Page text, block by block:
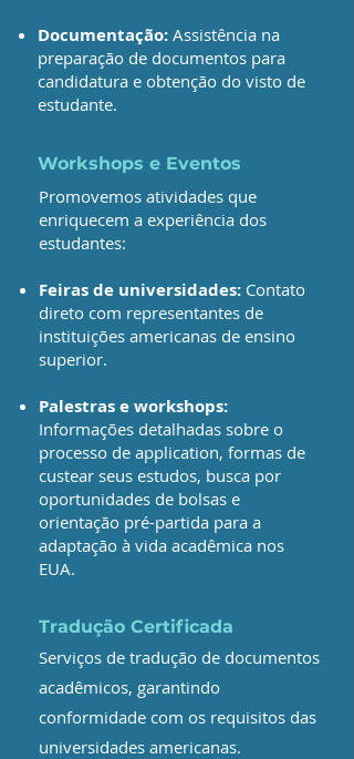
Documentação: Assistência na
preparação de documentos para
candidatura e obtenção do visto de
estudante.
Workshops e Eventos
Promovemos atividades que
enriquecem a experiência dos
estudantes:
Feiras de universidades: Contato
direto com representantes de
instituições americanas de ensino
superior.
Palestras e workshops:
Informações detalhadas sobre o
processo de application, formas de
custear seus estudos, busca por
oportunidades de bolsas e
orientação pré-partida para a
adaptação à vida acadêmica nos
EUA.
Tradução Certificada
Serviços de tradução de documentos
acadêmicos, garantindo
conformidade com os requisitos das
universidades americanas.